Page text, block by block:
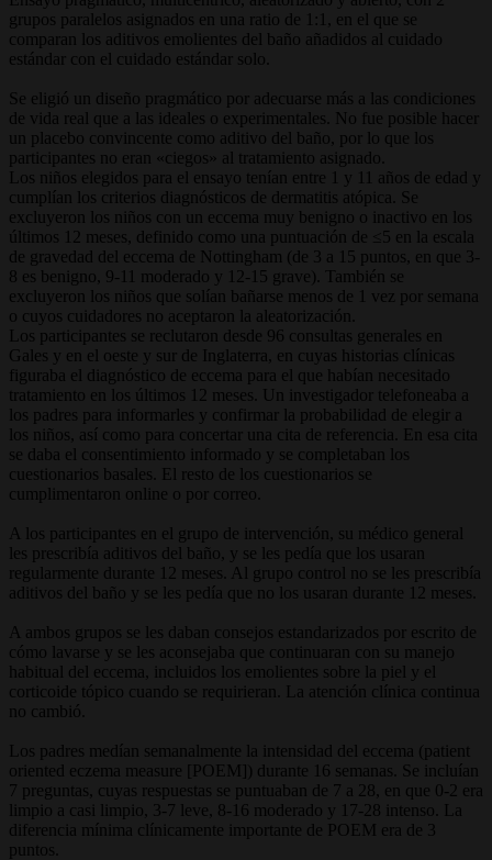
grupos paralelos asignados en una ratio de 1:1, en el que se
comparan los aditivos emolientes del baño añadidos al cuidado
estándar con el cuidado estándar solo.
Se eligió un diseño pragmático por adecuarse más a las condiciones
de vida real que a las ideales o experimentales. No fue posible hacer
un placebo convincente como aditivo del baño, por lo que los
participantes no eran «ciegos» al tratamiento asignado.
Los niños elegidos para el ensayo tenían entre 1 y 11 años de edad y
cumplían los criterios diagnósticos de dermatitis atópica. Se
excluyeron los niños con un eccema muy benigno o inactivo en los
últimos 12 meses, definido como una puntuación de ≤5 en la escala
de gravedad del eccema de Nottingham (de 3 a 15 puntos, en que 3-
8 es benigno, 9-11 moderado y 12-15 grave). También se
excluyeron los niños que solían bañarse menos de 1 vez por semana
o cuyos cuidadores no aceptaron la aleatorización.
Los participantes se reclutaron desde 96 consultas generales en
Gales y en el oeste y sur de Inglaterra, en cuyas historias clínicas
figuraba el diagnóstico de eccema para el que habían necesitado
tratamiento en los últimos 12 meses. Un investigador telefoneaba a
los padres para informarles y confirmar la probabilidad de elegir a
los niños, así como para concertar una cita de referencia. En esa cita
se daba el consentimiento informado y se completaban los
cuestionarios basales. El resto de los cuestionarios se
cumplimentaron online o por correo.
A los participantes en el grupo de intervención, su médico general
les prescribía aditivos del baño, y se les pedía que los usaran
regularmente durante 12 meses. Al grupo control no se les prescribía
aditivos del baño y se les pedía que no los usaran durante 12 meses.
A ambos grupos se les daban consejos estandarizados por escrito de
cómo lavarse y se les aconsejaba que continuaran con su manejo
habitual del eccema, incluidos los emolientes sobre la piel y el
corticoide tópico cuando se requirieran. La atención clínica continua
no cambió.
Los padres medían semanalmente la intensidad del eccema (patient
oriented eczema measure [POEM]) durante 16 semanas. Se incluían
7 preguntas, cuyas respuestas se puntuaban de 7 a 28, en que 0-2 era
limpio a casi limpio, 3-7 leve, 8-16 moderado y 17-28 intenso. La
diferencia mínima clínicamente importante de POEM era de 3
puntos.